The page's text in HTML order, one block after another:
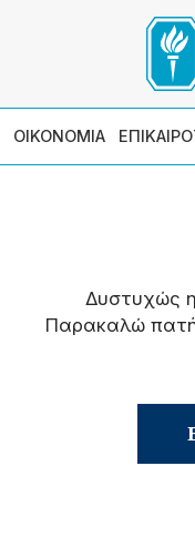
ΟΙΚΟΝΟΜΙΑ
Δυστυχώς η
Παρακαλώ